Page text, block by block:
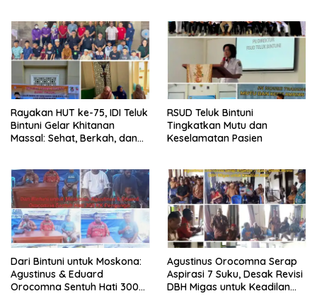
Rayakan HUT ke-75, IDI Teluk
Bintuni Gelar Khitanan
Massal: Sehat, Berkah, dan
RSUD Teluk Bintuni
Tingkatkan Mutu dan
Keselamatan Pasien
Dari Bintuni untuk Moskona:
Agustinus & Eduard
Orocomna Sentuh Hati 300
Agustinus Orocomna Serap
Aspirasi 7 Suku, Desak Revisi
DBH Migas untuk Keadilan